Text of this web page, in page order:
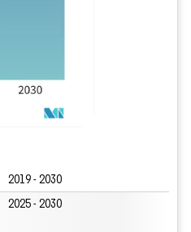
2019 - 2030
2025 - 2030